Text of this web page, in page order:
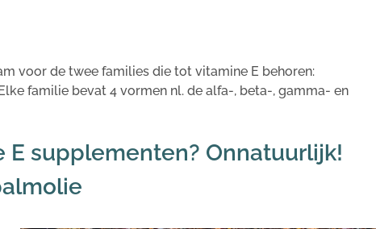
voor de twee families die tot vitamine E behoren:
familie bevat 4 vormen nl. de alfa-, beta-, gamma- en
E supplementen? Onnatuurlijk!